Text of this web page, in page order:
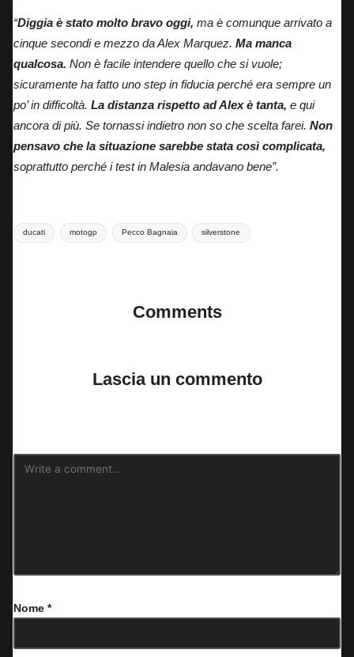
“Diggia è stato molto bravo oggi, ma è comunque arrivato a
cinque secondi e mezzo da Alex Marquez. Ma manca
qualcosa. Non è facile intendere quello che si vuole;
sicuramente ha fatto uno step in fiducia perché era sempre un
po’ in difficoltà. La distanza rispetto ad Alex è tanta, e qui
ancora di più. Se tornassi indietro non so che scelta farei. Non
pensavo che la situazione sarebbe stata così complicata,
soprattutto perché i test in Malesia andavano bene”.
Tags:
ducati motogp Pecco Bagnaia silverstone
Comments
Lascia un commento
Nome *